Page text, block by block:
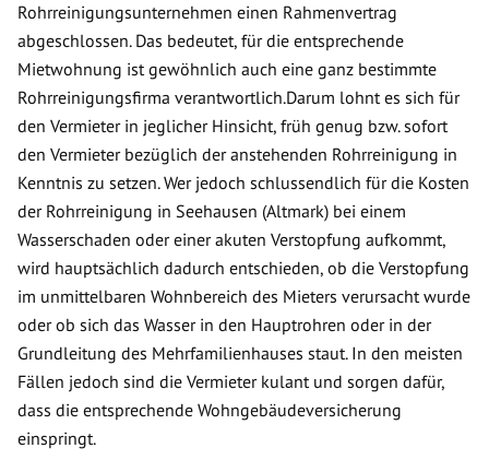
Rohrreinigungsunternehmen einen Rahmenvertrag
abgeschlossen. Das bedeutet, für die entsprechende
Mietwohnung ist gewöhnlich auch eine ganz bestimmte
Rohrreinigungsfirma verantwortlich.Darum lohnt es sich für
den Vermieter in jeglicher Hinsicht, früh genug bzw. sofort
den Vermieter bezüglich der anstehenden Rohrreinigung in
Kenntnis zu setzen. Wer jedoch schlussendlich für die Kosten
der Rohrreinigung in Seehausen (Altmark) bei einem
Wasserschaden oder einer akuten Verstopfung aufkommt,
wird hauptsächlich dadurch entschieden, ob die Verstopfung
im unmittelbaren Wohnbereich des Mieters verursacht wurde
oder ob sich das Wasser in den Hauptrohren oder in der
Grundleitung des Mehrfamilienhauses staut. In den meisten
Fällen jedoch sind die Vermieter kulant und sorgen dafür,
dass die entsprechende Wohngebäudeversicherung
einspringt.